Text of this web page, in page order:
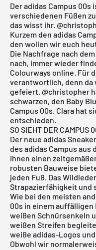
Der adidas Campus
verschiedenen Füßen
das wisst ihr.
Kurzem den adidas
den wollen wir euch
Die Nachfrage nach
nach, immer wieder
Colourways online. Für
verantwortlich, denn
gefeiert. @christopher
schwarzen, den Baby
Campus 00s. Clara hat
entschieden.
SO SIEHT DER CAMPUS
Der neue adidas
des adidas Campus aus
ihnen einen
robusten Bauweise
jeden Fuß. Das
Strapazierfähigkeit und
Wie bei den meisten
00s in einem auffälligen
weißen Schnürsenkeln
weißen Streifen
weiße adidas-Logos
Obwohl wir